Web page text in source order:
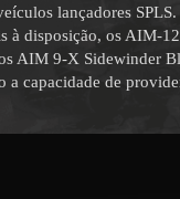
lançadores
à disposição, os AIM-
AIM 9-X Sidewinder
capacidade de